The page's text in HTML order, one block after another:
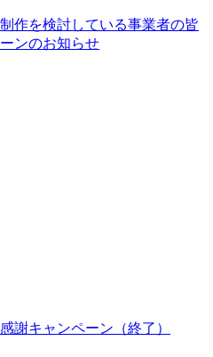
作を検討している事業者の皆
ンのお知らせ
謝キャンペーン（終了）